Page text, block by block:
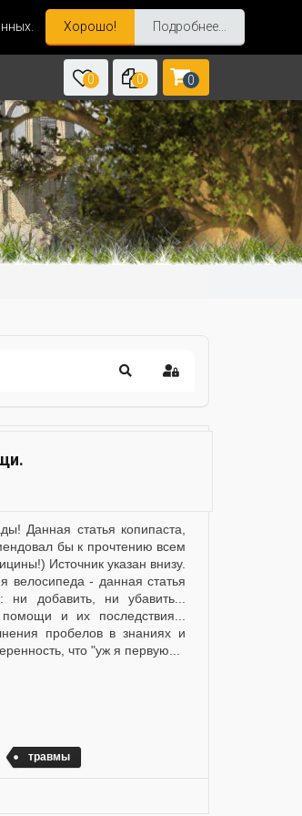
Хорошо! Подробнее...
0 0 0
бы к прочтению всем
Источник указан внизу.
велосипеда - данная статья
добавить, ни убавить...
и их последствия...
пробелов в знаниях и
что "уж я первую...
травмы